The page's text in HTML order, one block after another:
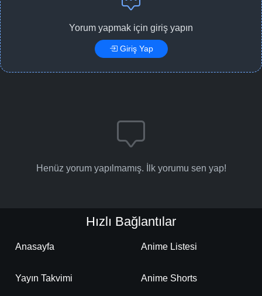
Yorum yapmak için giriş yapın
Giriş Yap
Henüz yorum yapılmamış. İlk yorumu sen yap!
Hızlı Bağlantılar
Anasayfa Anime Listesi
Yayın Takvimi Anime Shorts